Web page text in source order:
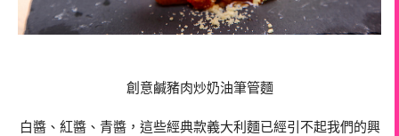
創意鹹豬肉炒奶油筆管麵
白醬、紅醬、青醬，這些經典款義大利麵已經引不起我們的興